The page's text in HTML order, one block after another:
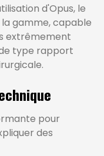
d'Opus, le
gamme, capable
extrêmement
type rapport
pour
des